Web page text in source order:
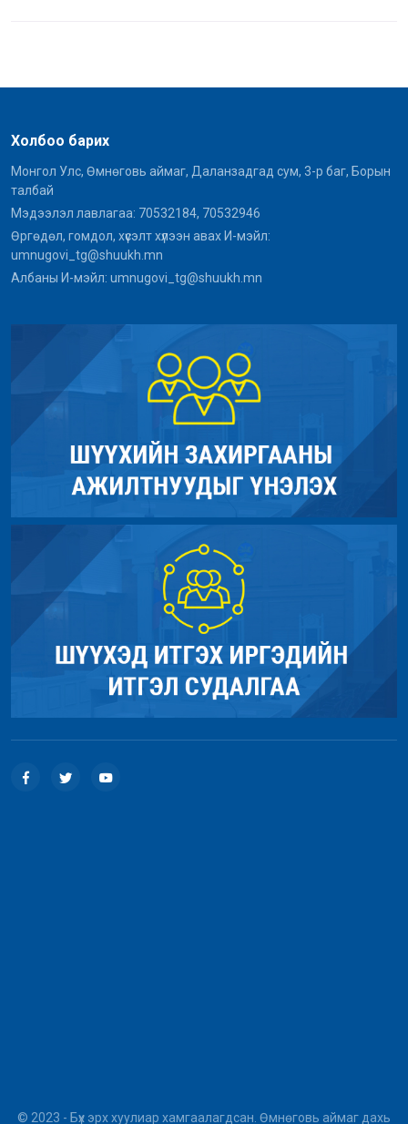
Холбоо барих
Монгол Улс, Өмнөговь аймаг, Даланзадгад сум, 3-р баг, Борын
талбай
Мэдээлэл лавлагаа: 70532184, 70532946
Өргөдөл, гомдол, хүсэлт хүлээн авах И-мэйл:
umnugovi_tg@shuukh.mn
Албаны И-мэйл: umnugovi_tg@shuukh.mn
© 2023 - Бүх эрх хуулиар хамгаалагдсан. Өмнөговь аймаг дахь